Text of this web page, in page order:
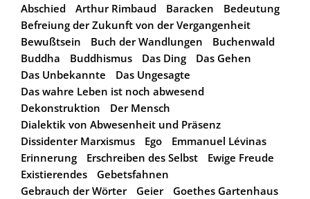
Abschied Arthur Rimbaud Baracken
Bedeutung
Befreiung der Zukunft von der Vergangenheit
Bewußtsein
Buch der Wandlungen
Buchenwald
Buddha
Buddhismus Das Ding
Das Gehen
Das Unbekannte
Das Ungesagte
Das wahre Leben ist noch abwesend
Dekonstruktion
Der Mensch
Dialektik von Abwesenheit und Präsenz
Dissidenter Marxismus
Ego
Emmanuel Lévinas
Erinnerung
Erschreiben des Selbst
Ewige Freude
Existierendes
Gebetsfahnen
Gebrauch der Wörter
Geier
Goethes Gartenhaus